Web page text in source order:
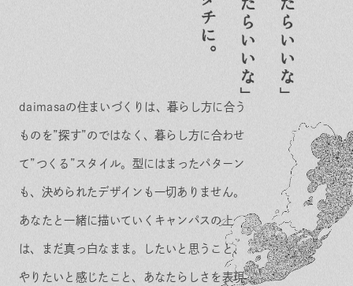
daimasaの住まいづくりは、暮らし方に合う
ものを”探す”のではなく、暮らし方に合わせ
て”つくる”スタイル。型にはまったパターン
も、決められたデザインも一切ありません。
あなたと一緒に描いていくキャンパスの上
は、まだ真っ白なまま。したいと思うこと、
やりたいと感じたこと、あなたらしさを表現